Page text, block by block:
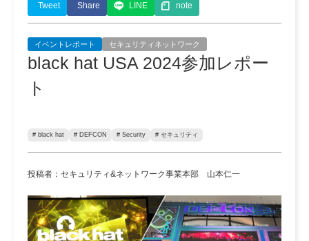
Tweet Share LINE note
イベントレポート セキュリティネットワーク
black hat USA 2024参加レポー
ト
# black hat # DEFCON # Security # セキュリティ
投稿者：セキュリティ&ネットワーク事業本部 山本仁一